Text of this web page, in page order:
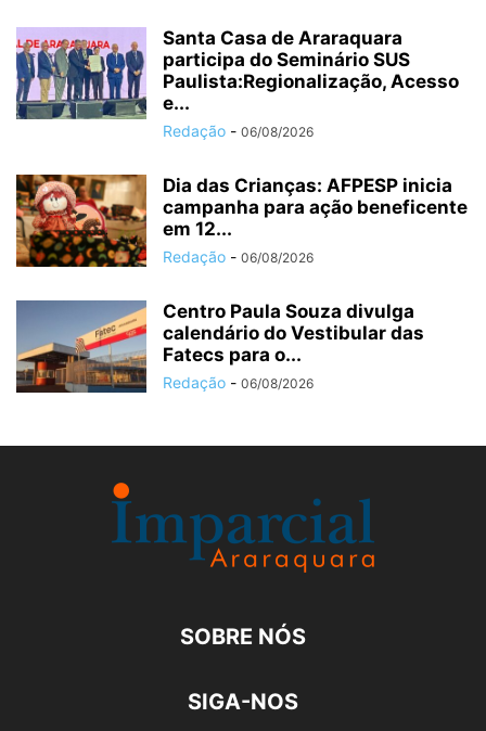
Santa Casa de Araraquara
participa do Seminário SUS
Paulista:Regionalização, Acesso
e...
Redação - 06/08/2026
Dia das Crianças: AFPESP inicia
campanha para ação beneficente
em 12...
Redação - 06/08/2026
Centro Paula Souza divulga
calendário do Vestibular das
Fatecs para o...
Redação - 06/08/2026
SOBRE NÓS
SIGA-NOS